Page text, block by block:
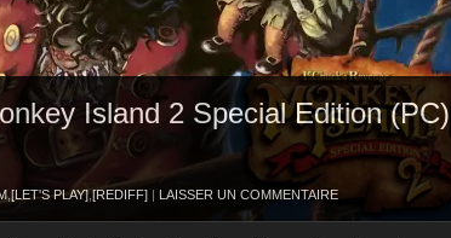
Island 2 Special Edition (PC)
,[LET'S PLAY],[REDIFF] | LAISSER UN COMMENTAIRE